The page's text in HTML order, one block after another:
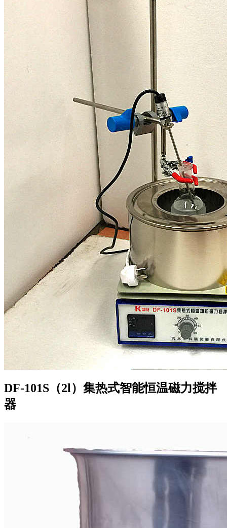
DF-101S（2l）集热式智能恒温磁力搅拌
器